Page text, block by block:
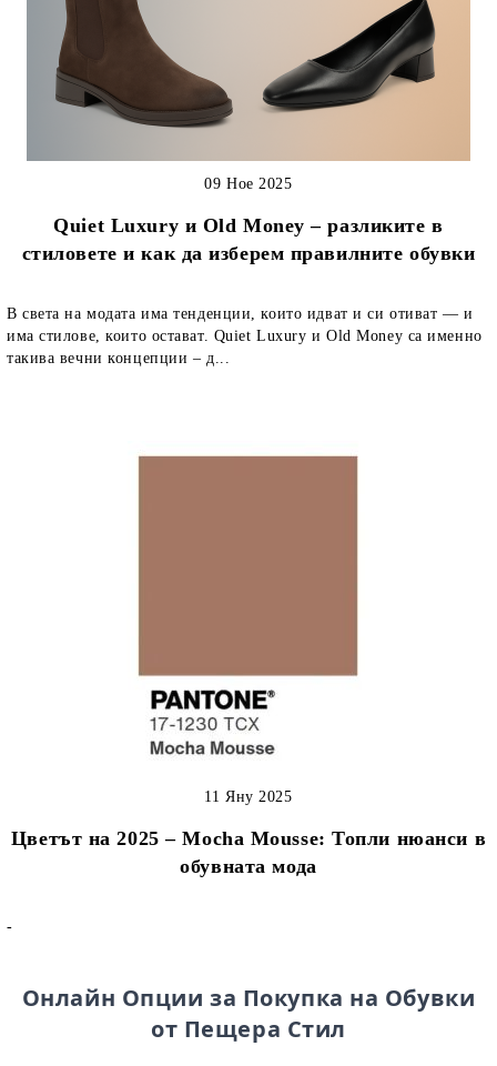
Quiet Luxury и Old Money – разликите в
стиловете и как да изберем правилните обувки
09 Ное 2025
В света на модата има тенденции, които идват и си отиват — и
има стилове, които остават. Quiet Luxury и Old Money са именно
такива вечни концепции – д...
Цветът на 2025 – Mocha Mousse: Топли нюанси в
обувната мода
11 Яну 2025
-
Онлайн Опции за Покупка на Обувки
от Пещера Стил